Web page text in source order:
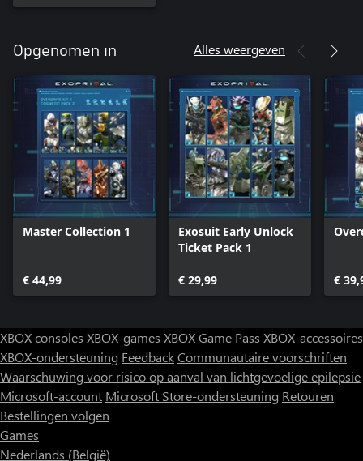
Opgenomen in Alles weergeven
Master Collection 1
€ 44,99
Exosuit Early Unlock
Ticket Pack 1
€ 29,99 €
XBOX consoles XBOX-games XBOX Game Pass XBOX-accessoires
XBOX-ondersteuning FeedbackCommunautaire voorschriften
Waarschuwing voor risico op aanval van lichtgevoelige epilepsie
Microsoft-account Microsoft Store-ondersteuning Retouren
Bestellingen volgen
Games
Nederlands (België)